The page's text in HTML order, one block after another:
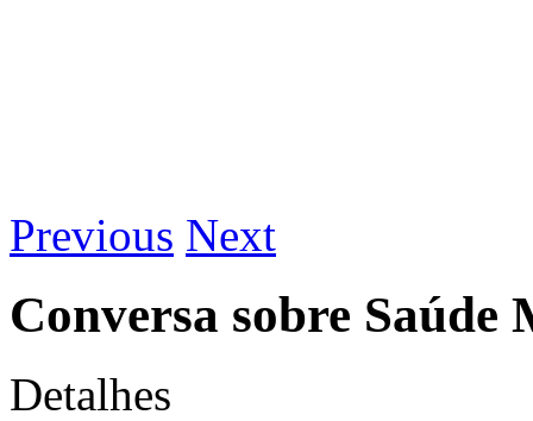
Previous Next
Conversa sobre
Detalhes